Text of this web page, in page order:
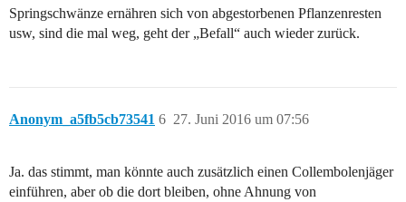
Springschwänze ernähren sich von abgestorbenen Pflanzenresten
usw, sind die mal weg, geht der „Befall“ auch wieder zurück.
Anonym_a5fb5cb73541 27. Juni 2016 um 07:56
6
Ja. das stimmt, man könnte auch zusätzlich einen Collembolenjäger
einführen, aber ob die dort bleiben, ohne Ahnung von